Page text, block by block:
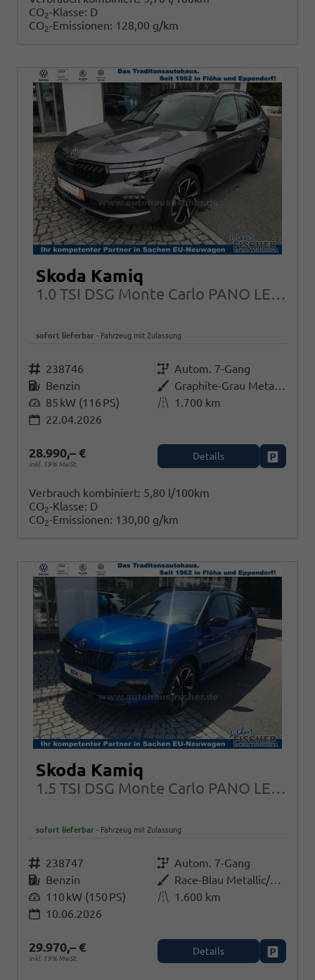
CO2-Klasse: D
CO2-Emissionen: 128,00 g/km
Skoda Kamiq
1.0 TSI DSG Monte Carlo PANO LED Garantie
sofort lieferbar Fahrzeug mit Zulassung
Fahrzeugnr. 238746 GetriebeAutom. 7-Gang
KraftstoffBenzin Außenfarbe
Graphite-Grau Metallic/Black-Magic Perleffekt
Leistung 85 kW (116 PS) Kilometerstand 1.700 km
22.04.2026
28.990,– €
inkl. 19% MwSt.
Details
Verbrauch kombiniert: 5,80 l/100km
CO2-Klasse: D
CO2-Emissionen: 130,00 g/km
Skoda Kamiq
1.5 TSI DSG Monte Carlo PANO LED Garantie
sofort lieferbar Fahrzeug mit Zulassung
Fahrzeugnr. 238747 GetriebeAutom. 7-Gang
KraftstoffBenzin Außenfarbe
Race-Blau Metallic/Black-Magic Perleffekt
Leistung 110 kW (150 PS) Kilometerstand 1.600 km
10.06.2026
29.970,– €
inkl. 19% MwSt.
Details